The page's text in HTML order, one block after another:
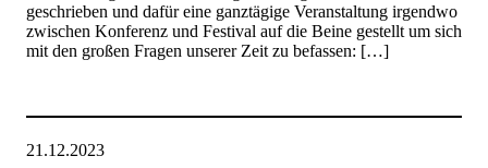
geschrieben und dafür eine ganztägige Veranstaltung irgendwo
zwischen Konferenz und Festival auf die Beine gestellt um sich
mit den großen Fragen unserer Zeit zu befassen: […]
21.12.2023